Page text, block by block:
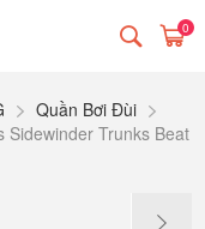
0
Quần Bơi Đùi
Sidewinder Trunks Beat